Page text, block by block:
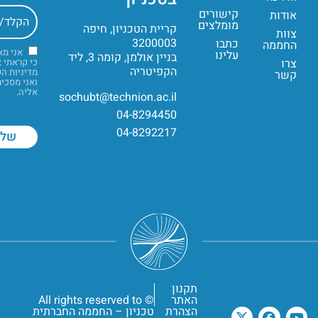
אודות
צוות
החממה
צרו
קשר
קישורים
מומלצים
כתבו
עלינו
קריית הטכניון, חיפה
3200003
בניין אולמן, קומה 3, ליד
הקפיטריה
sochubt@technion.ac.il
04-8294450
04-8292217
אני
כי
מדיניות
ואני
אליה.
תקנון
האתר
הצהרת
© All rights reserved to
טכניון – החממה החברתית